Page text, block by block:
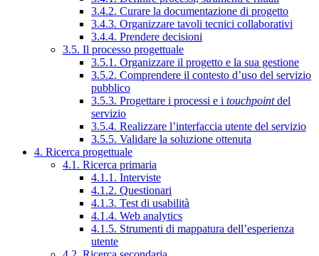
3.4.2. Curare la documentazione di progetto
3.4.3. Organizzare tavoli tecnici collaborativi
3.4.4. Prendere decisioni
3.5. Il processo progettuale
3.5.1. Organizzare il progetto e la sua gestione
3.5.2. Comprendere il contesto d’uso del servizio
pubblico
3.5.3. Progettare i processi e i touchpointdel
servizio
3.5.4. Realizzare l’interfaccia utente del servizio
3.5.5. Validare la soluzione ottenuta
4. Ricerca progettuale
4.1. Ricerca primaria
4.1.1. Interviste
4.1.2. Questionari
4.1.3. Test di usabilità
4.1.4. Web analytics
4.1.5. Strumenti di mappatura dell’esperienza
utente